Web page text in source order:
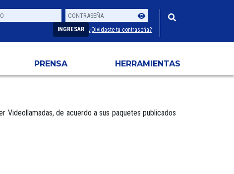
Usuario
Contraseña
INGRESAR ¿Olvidaste tu contraseña?
PRENSA HERRAMIENTAS
Videollamadas, de acuerdo a sus paquetes publicados